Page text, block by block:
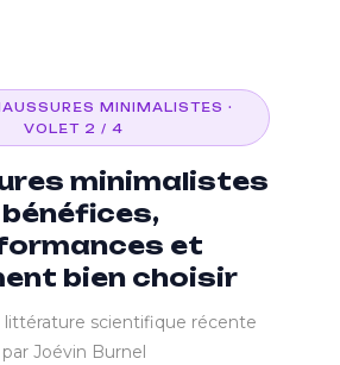
MINIMALISTES ·
VOLET 2 / 4
minimalistes
bénéfices,
et
bien choisir
littérature scientifique récente
par Joévin Burnel